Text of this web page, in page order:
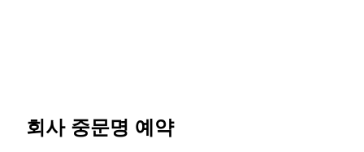
회사 중문명 예약